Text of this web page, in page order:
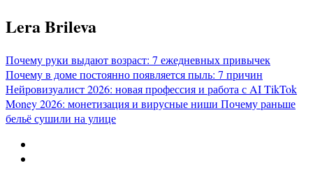
Перейти
к
Lera Brileva
Почему руки выдают возраст: 7 ежедневных привычек
Почему в доме постоянно появляется пыль: 7 причин
Нейровизуалист 2026: новая профессия и работа с AITikTok
Money 2026: монетизация и вирусные ниши Почему раньше
бельё сушили на улице